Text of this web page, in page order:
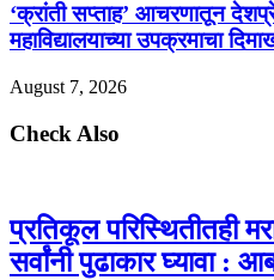
‘क्रांती सप्ताह’ आचरणातून
महाविद्यालयाच्या उपक्रमाचा
August 7, 2026
Check Also
प्रतिकूल परिस्थितीतही
सर्वांनी पुढाकार घ्यावा :